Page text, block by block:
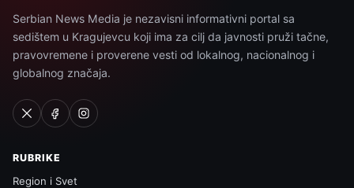
Serbian News Media je nezavisni informativni portal sa
sedištem u Kragujevcu koji ima za cilj da javnosti pruži tačne,
pravovremene i proverene vesti od lokalnog, nacionalnog i
globalnog značaja.
RUBRIKE
Region i Svet